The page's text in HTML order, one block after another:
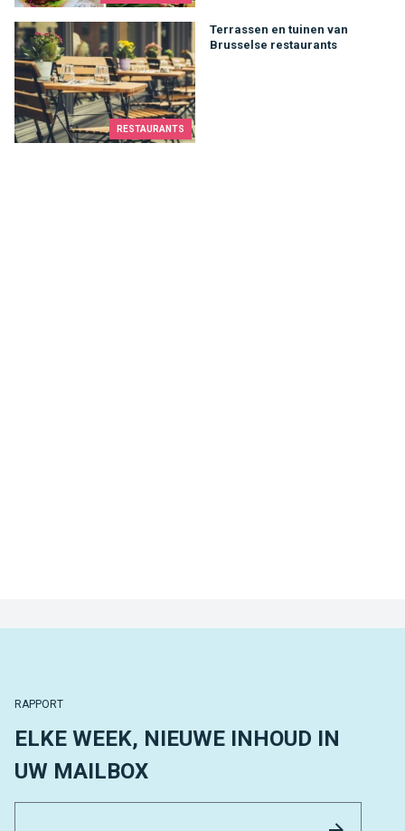
RESTAURANTS
Terrassen en tuinen van
Brusselse restaurants
Terrassen en tuinen van Brusselse restaurants
RAPPORT
ELKE WEEK, NIEUWE INHOUD IN
UW MAILBOX